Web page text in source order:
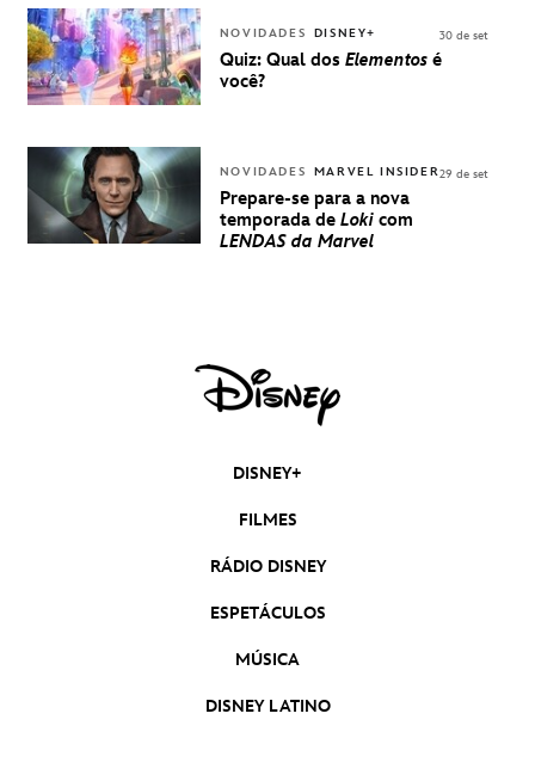
DISNEY
NOVIDADES DISNEY+
Quiz: Qual dos Elementos é
você?
30 de set
NOVIDADES MARVEL INSIDER
Prepare-se para a nova
temporada de Loki com
LENDAS da Marvel
29 de set
DISNEY+
FILMES
RÁDIO DISNEY
ESPETÁCULOS
MÚSICA
DISNEY LATINO